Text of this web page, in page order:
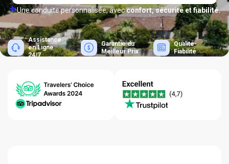
Une conduite personnalisée, avecconfort, sécurité et fiabilité.
Assistance
en Ligne
24/7
Garantie du
Meilleur Prix
Qualité-
Fiabilité